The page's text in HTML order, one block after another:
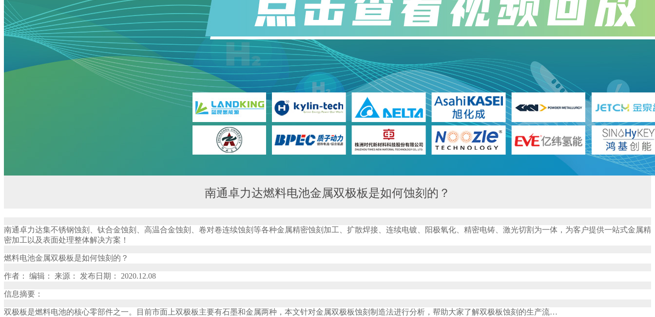
南通卓力达燃料电池金属双极板是如何蚀刻的？
南通卓力达集不锈钢蚀刻、钛合金蚀刻、高温合金蚀刻、卷对卷连续蚀刻等各种金属精密蚀刻加工、扩散焊接、连续电镀、阳极氧化、精密电铸、激光切割为一体，为客户提供一站式金属精
密加工以及表面处理整体解决方案！
燃料电池金属双极板是如何蚀刻的？
作者： 编辑： 来源： 发布日期： 2020.12.08
信息摘要：
双极板是燃料电池的核心零部件之一。目前市面上双极板主要有石墨和金属两种，本文针对金属双极板蚀刻制造法进行分析，帮助大家了解双极板蚀刻的生产流…